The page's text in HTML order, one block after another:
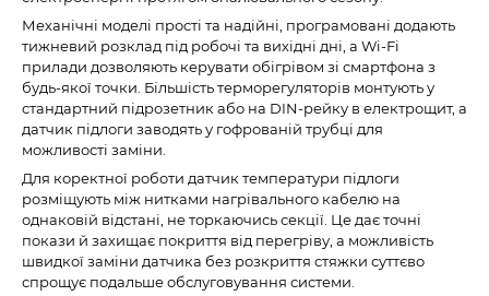
Механічні моделі прості та надійні, програмовані додають
тижневий розклад під робочі та вихідні дні, а Wi-Fi
прилади дозволяють керувати обігрівом зі смартфона з
будь-якої точки. Більшість терморегуляторів монтують у
стандартний підрозетник або на DIN-рейку в електрощит, а
датчик підлоги заводять у гофрованій трубці для
можливості заміни.
Для коректної роботи датчик температури підлоги
розміщують між нитками нагрівального кабелю на
однаковій відстані, не торкаючись секції. Це дає точні
покази й захищає покриття від перегріву, а можливість
швидкої заміни датчика без розкриття стяжки суттєво
спрощує подальше обслуговування системи.